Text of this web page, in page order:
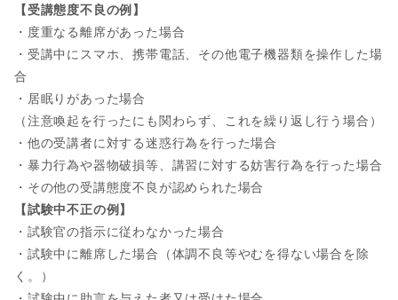
【受講態度不良の例】
・度重なる離席があった場合
・受講中にスマホ、携帯電話、その他電子機器類を操作した場
合
・居眠りがあった場合
（注意喚起を行ったにも関わらず、これを繰り返し行う場合）
・他の受講者に対する迷惑行為を行った場合
・暴力行為や器物破損等、講習に対する妨害行為を行った場合
・その他の受講態度不良が認められた場合
【試験中不正の例】
・試験官の指示に従わなかった場合
・試験中に離席した場合（体調不良等やむを得ない場合を除
く。）